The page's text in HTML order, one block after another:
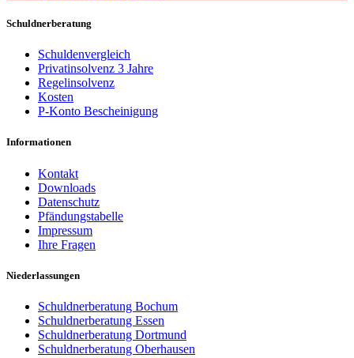
Schuldnerberatung
Schuldenvergleich
Privatinsolvenz 3 Jahre
Regelinsolvenz
Kosten
P-Konto Bescheinigung
Informationen
Kontakt
Downloads
Datenschutz
Pfändungstabelle
Impressum
Ihre Fragen
Niederlassungen
Schuldnerberatung Bochum
Schuldnerberatung Essen
Schuldnerberatung Dortmund
Schuldnerberatung Oberhausen